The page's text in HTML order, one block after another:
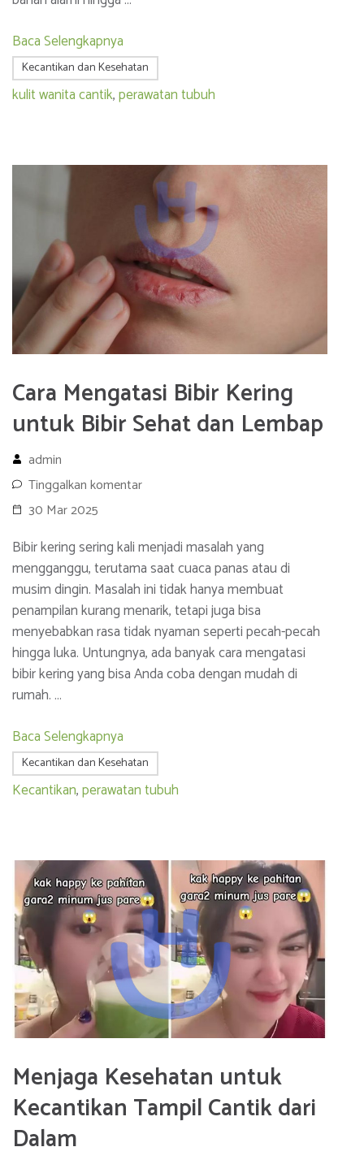
Baca Selengkapnya
Kecantikan dan Kesehatan
kulit wanita cantik,perawatan tubuh
Cara Mengatasi Bibir Kering
untuk Bibir Sehat dan Lembap
admin
Tinggalkan komentar
30 Mar 2025
Bibir kering sering kali menjadi masalah yang
mengganggu, terutama saat cuaca panas atau di
musim dingin. Masalah ini tidak hanya membuat
penampilan kurang menarik, tetapi juga bisa
menyebabkan rasa tidak nyaman seperti pecah-pecah
hingga luka. Untungnya, ada banyak cara mengatasi
bibir kering yang bisa Anda coba dengan mudah di
rumah. …
Baca Selengkapnya
Kecantikan dan Kesehatan
Kecantikan,perawatan tubuh
Menjaga Kesehatan untuk
Kecantikan Tampil Cantik dari
Dalam